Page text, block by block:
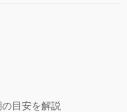
目安を解説